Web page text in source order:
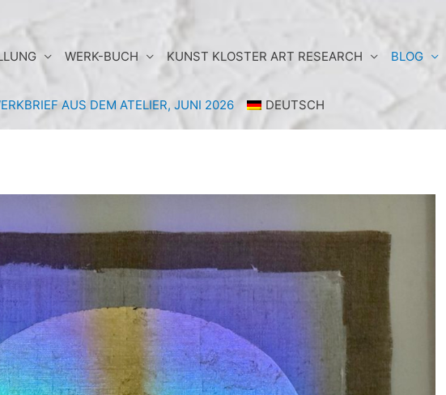
WERK-BUCH KUNST KLOSTER ART RESEARCH BLOG
AUS DEM ATELIER, JUNI 2026 DEUTSCH